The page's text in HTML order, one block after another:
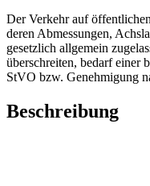
Der Verkehr auf
deren Abmessungen,
gesetzlich allgemein
überschreiten, bedarf einer
StVO bzw. Genehmigung
Beschreibung